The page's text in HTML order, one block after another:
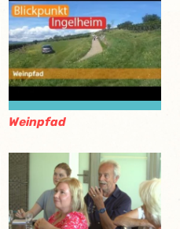
Weinpfad